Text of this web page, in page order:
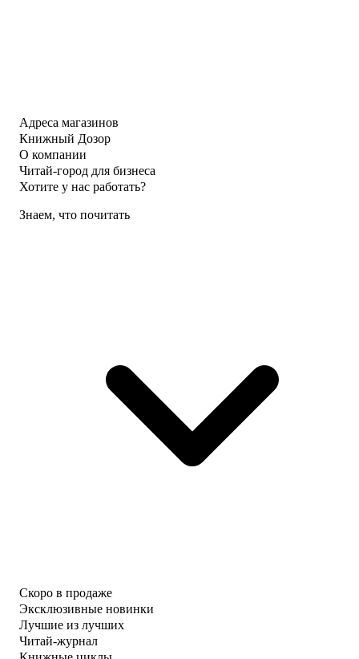
Адреса магазинов
Книжный Дозор
О компании
Читай-город для бизнеса
Хотите у нас работать?
Знаем, что почитать
Скоро в продаже
Эксклюзивные новинки
Лучшие из лучших
Читай-журнал